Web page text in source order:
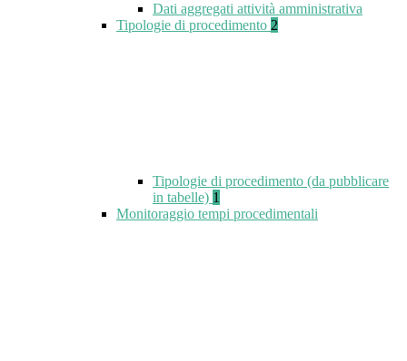
Dati aggregati attività amministrativa
Tipologie di procedimento 2
Tipologie di procedimento (da pubblicare
in tabelle) 1
Monitoraggio tempi procedimentali